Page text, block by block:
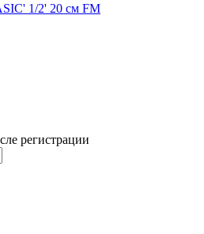
1/2' 20 см FM
регистрации